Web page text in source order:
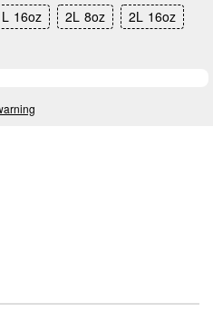
L 16oz 2L 8oz
2L 16oz